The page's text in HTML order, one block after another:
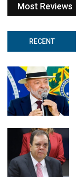
Most Reviews
RECENT